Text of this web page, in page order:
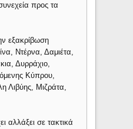
προς τα
εξακρίβωση
Ντέρνα, Δαμιέτα,
Δυρράχιο,
Κύπρου,
Λιβύης, Μιζράτα,
αλλάξει σε τακτικά